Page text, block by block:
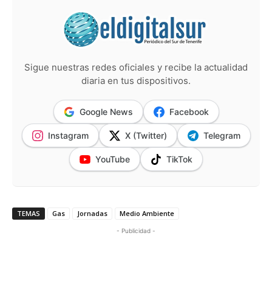
Sigue nuestras redes oficiales y recibe la actualidad
diaria en tus dispositivos.
Google News Facebook
Instagram X (Twitter) Telegram
YouTube TikTok
TEMAS Gas Jornadas Medio Ambiente
- Publicidad -